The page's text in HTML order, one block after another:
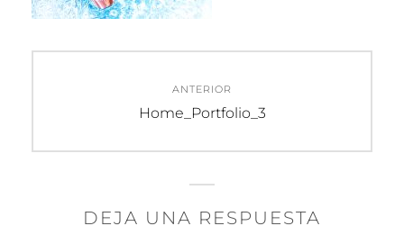
entradas
ANTERIOR
Entrada
Home_Portfolio_3
DEJA UNA RESPUESTA